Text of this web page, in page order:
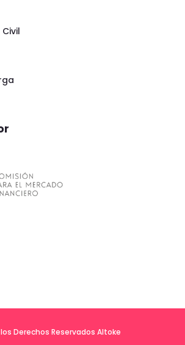
Derechos Reservados Altoke